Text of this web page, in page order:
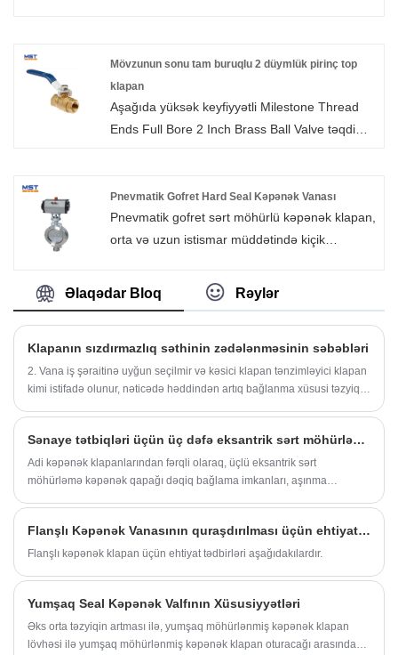
çevik oturacaq möhürü qapağı vana.
Mövzunun sonu tam buruqlu 2 düymlük pirinç top
klapan
Aşağıda yüksək keyfiyyətli Milestone Thread
Ends Full Bore 2 Inch Brass Ball Valve təqdim
Düymlük Pirinç Kürəciklidir. Daha yaxşı gələcək
yaratmaq üçün bizimlə əməkdaşlığa davam
etmək üçün yeni və köhnə müştərilərə xoş
Pnevmatik Gofret Hard Seal Kəpənək Vanası
Pnevmatik gofret sərt möhürlü kəpənək klapan,
orta və uzun istismar müddətində kiçik
temperatur müqavimətinə, yüksək təzyiq
xüsusiyyətlərinə malik üç eksantrik çox qatlı
metal möhür quruluşunu qəbul edir. Pnevmatik
gofret möhürlü kəpənək klapan metalurji,
elektrik enerjisi, neft, kimya sənayesi, hava,
qaz, yanacaq qazı və orta temperaturlu su
təchizatı və drenaj boru kəmərlərində geniş
istifadə olunur â ‰ ¤ 550 â „ƒ. Axını
tənzimləmək və mayenin kəsilməsi üçün
etibarlı bir cihazdır.
Əlaqədar Bloq Rəylər
Klapanın sızdırmazlıq səthinin zədələnməsinin səbəbləri
2. Vana iş şəraitinə uyğun seçilmir və kəsici klapan tənzimləyici klapan
kimi istifadə olunur, nəticədə həddindən artıq bağlanma xüsusi təzyiq
Sənaye tətbiqləri üçün üç dəfə eksantrik sərt möhürləmə kəpənəyi klapan niyə seçirsiniz?
Adi kəpənək klapanlarından fərqli olaraq, üçlü eksantrik sərt
möhürləmə kəpənək qapağı dəqiq bağlama imkanları, aşınma
Flanşlı Kəpənək Vanasının quraşdırılması üçün ehtiyat tədbirləri
Flanşlı kəpənək klapan üçün ehtiyat tədbirləri aşağıdakılardır.
Yumşaq Seal Kəpənək Valfının Xüsusiyyətləri
Əks orta təzyiqin artması ilə, yumşaq möhürlənmiş kəpənək klapan
lövhəsi ilə yumşaq möhürlənmiş kəpənək klapan oturacağı arasındakı